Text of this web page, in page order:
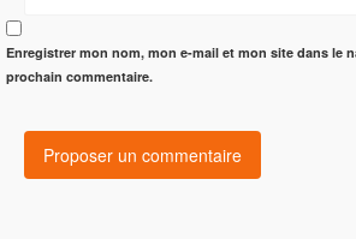
Enregistrer mon nom, mon e-mail et mon site dans le
prochain commentaire.